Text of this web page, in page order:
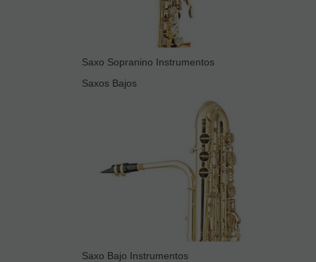
Saxo Sopranino Instrumentos
Saxos Bajos
Saxo Bajo Instrumentos